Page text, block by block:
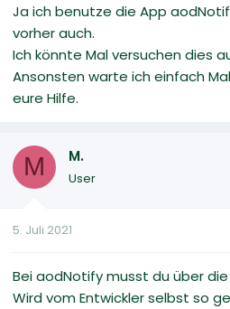
Ja ich benutze die App
vorher auch.
Ich könnte Mal versuchen dies
Ansonsten warte ich einfach
eure Hilfe.
M M.
User
5. Juli 2021
Bei aodNotify musst du über
Wird vom Entwickler selbst so